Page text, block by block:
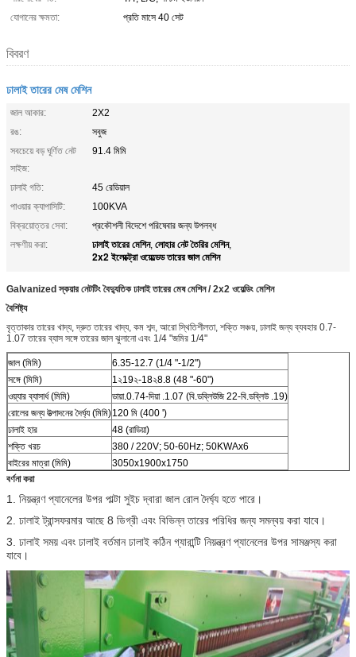
যোগানের ক্ষমতা:
প্রতি মাসে 40 সেট
বিবরণ
ঢালাই তারের মেষ মেশিন
জাল আকার:
2X2
রঙ:
সবুজ
সবচেয়ে বড় ঘূর্ণিত নেট
সাইজ:
91.4 মিমি
ঢালাই গতি:
45 রেডিয়াল
পাওয়ার ক্যাপাসিটি:
100KVA
বিক্রয়োত্তর সেবা:
প্রকৌশলী বিদেশে পরিষেবার জন্য উপলব্ধ
লক্ষণীয় করা:
ঢালাই তারের মেশিন, লোহার নেট তৈরির মেশিন,
2x2 ইলেক্ট্রো ওয়েল্ডেড তারের জাল মেশিন
Galvanized স্কয়ার নেটটিং বৈদ্যুতিক ঢালাই তারের মেষ মেশিন / 2x2 ওয়েল্ডিং মেশিন
বৈশিষ্ট্য
বৃত্তাকার তারের খাদ্য, দ্রুত তারের খাদ্য, কম শব্দ, আরো স্থিতিশীলতা, শক্তি সঞ্চয়, ঢালাই জন্য ব্যবহার 0.7-
1.07 তারের ব্যাস সঙ্গে তারের জাল ঝুলানো এবং 1/4 "জমির 1/4"
জাল (মিমি)
6.35-12.7 (1/4 "-1/2")
সঙ্গে (মিমি)
1২19২-18২8.8 (48 "-60")
ওয়্যার ব্যাসার্ধ (মিমি)
ডায়া.0.74-দিয়া .1.07 (বি.ডব্লিউজি 22-বি.ডব্লিউ .19)
রোলের জন্য উত্পাদনের দৈর্ঘ্য (মিমি)120 মি (400 ')
ঢালাই হার
48 (রাডিয়া)
শক্তি খরচ
380 / 220V; 50-60Hz; 50KWAx6
বাইরের মাত্রা (মিমি)
3050x1900x1750
বর্ণনা করা
1. নিয়ন্ত্রণ প্যানেলের উপর পাল্টা সুইচ দ্বারা জাল রোল দৈর্ঘ্য হতে পারে।
2. ঢালাই ট্রান্সফরমার আছে 8 ডিগ্রী এবং বিভিন্ন তারের পরিধির জন্য সমন্বয় করা যাবে।
3. ঢালাই সময় এবং ঢালাই বর্তমান ঢালাই কঠিন গ্যারান্টি নিয়ন্ত্রণ প্যানেলের উপর সামঞ্জস্য করা
যাবে।